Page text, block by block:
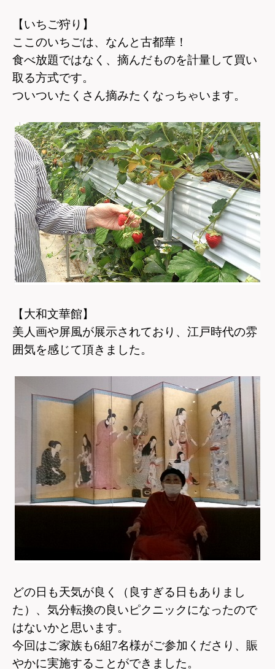
【いちご狩り】
ここのいちごは、なんと古都華！
食べ放題ではなく、摘んだものを計量して買い
取る方式です。
ついついたくさん摘みたくなっちゃいます。
【大和文華館】
美人画や屏風が展示されており、江戸時代の雰
囲気を感じて頂きました。
どの日も天気が良く（良すぎる日もありまし
た）、気分転換の良いピクニックになったので
はないかと思います。
今回はご家族も6組7名様がご参加くださり、賑
やかに実施することができました。